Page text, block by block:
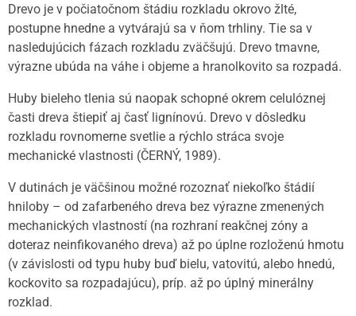
Drevo je v počiatočnom štádiu rozkladu okrovo žlté,
postupne hnedne a vytvárajú sa v ňom trhliny. Tie sa v
nasledujúcich fázach rozkladu zväčšujú. Drevo tmavne,
výrazne ubúda na váhe i objeme a hranolkovito sa rozpadá.
Huby bieleho tlenia sú naopak schopné okrem celulóznej
časti dreva štiepiť aj časť lignínovú. Drevo v dôsledku
rozkladu rovnomerne svetlie a rýchlo stráca svoje
mechanické vlastnosti (ČERNÝ, 1989).
V dutinách je väčšinou možné rozoznať niekoľko štádií
hniloby – od zafarbeného dreva bez výrazne zmenených
mechanických vlastností (na rozhraní reakčnej zóny a
doteraz neinfikovaného dreva) až po úplne rozloženú hmotu
(v závislosti od typu huby buď bielu, vatovitú, alebo hnedú,
kockovito sa rozpadajúcu), príp. až po úplný minerálny
rozklad.